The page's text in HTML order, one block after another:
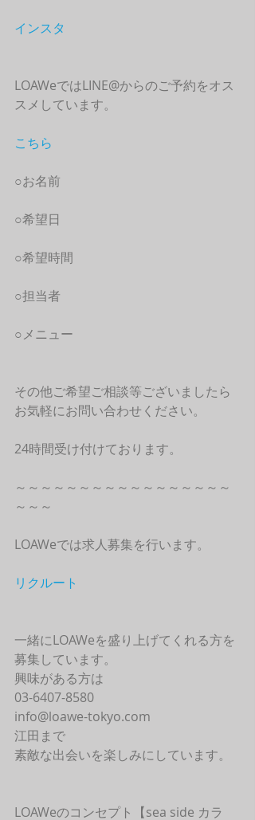
インスタ
LOAWeではLINE@からのご予約をオス
スメしています。
こちら
○お名前
○希望日
○希望時間
○担当者
○メニュー
その他ご希望ご相談等ございましたら
お気軽にお問い合わせください。
24時間受け付けております。
～～～～～～～～～～～～～～～～～
～～～
LOAWeでは求人募集を行います。
リクルート
一緒にLOAWeを盛り上げてくれる方を
募集しています。
興味がある方は
03-6407-8580
info@loawe-tokyo.com
江田まで
素敵な出会いを楽しみにしています。
LOAWeのコンセプト【sea side カラ